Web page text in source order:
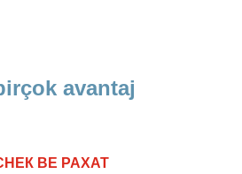
avantaj
ВЕ РАХАТ